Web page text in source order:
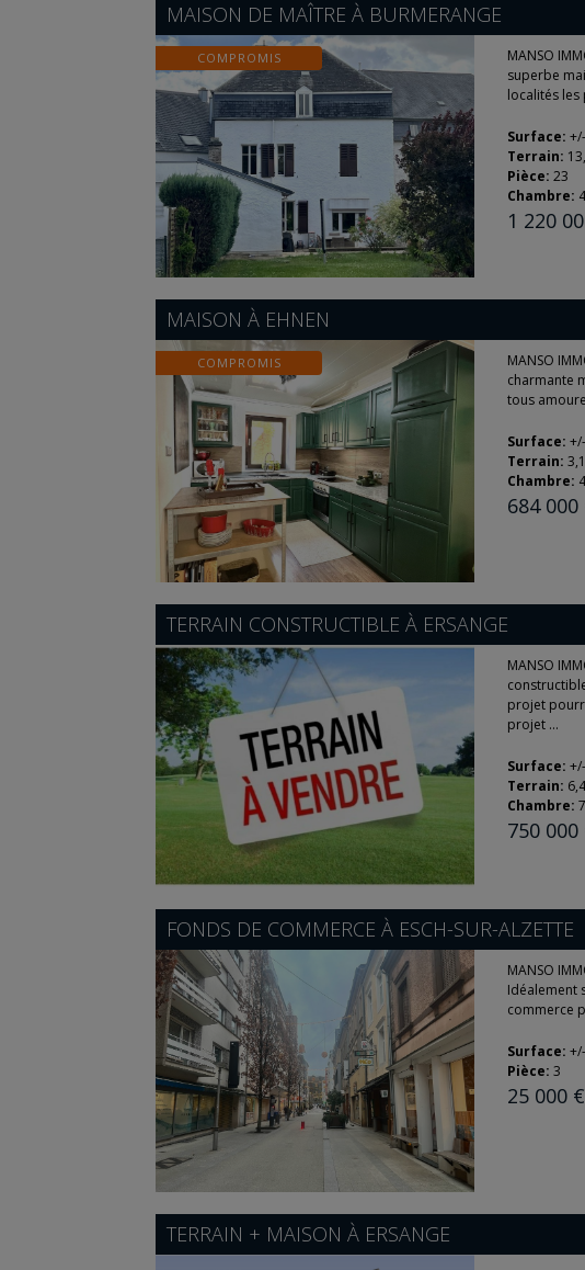
MAISON DE MAÎTRE À BURMERANGE
COMPROMIS
MANSO
superbe
localités les
Surface:
Terrain:
Pièce: 23
Chambre: 4
1 220
MAISON À EHNEN
COMPROMIS
MANSO
charmante
tous
Surface:
Terrain:
Chambre: 4
684 000
TERRAIN CONSTRUCTIBLE À ERSANGE
MANSO
projet
projet ...
Surface:
Terrain:
Chambre: 7
750 000
FONDS DE COMMERCE À ESCH-SUR-ALZETTE
MANSO
Idéalement
commerce
Surface:
Pièce: 3
25 000 €
TERRAIN + MAISON À ERSANGE